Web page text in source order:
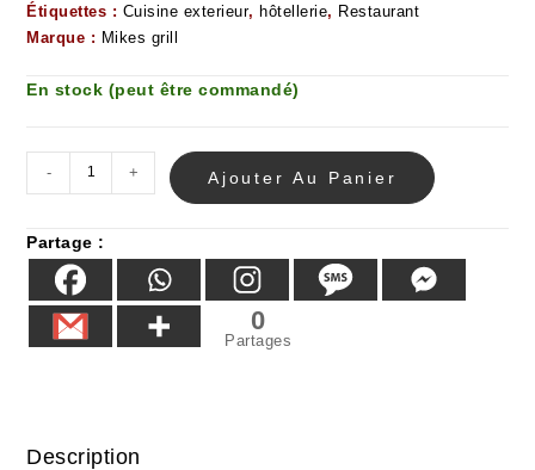
Étiquettes : Cuisine exterieur, hôtellerie, Restaurant
Marque : Mikes grill
En stock (peut être commandé)
- + Ajouter Au Panier
Partage :
0
Partages
Description